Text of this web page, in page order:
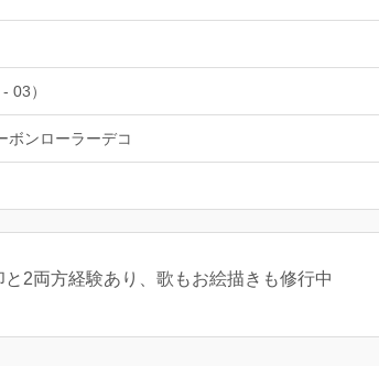
03）
ボンローラーデコ
2両方経験あり、歌もお絵描きも修行中